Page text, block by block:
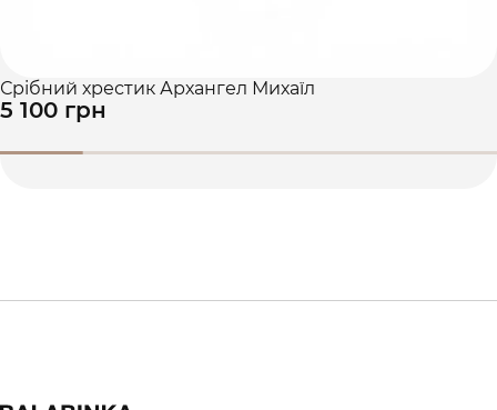
Срібний хрестик Архангел Михаїл
5 100 грн